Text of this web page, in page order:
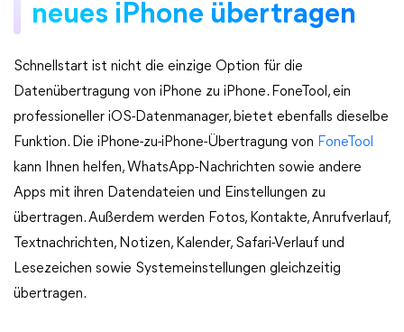
neues iPhone übertragen
Schnellstart ist nicht die einzige Option für die
Datenübertragung von iPhone zu iPhone. FoneTool, ein
professioneller iOS-Datenmanager, bietet ebenfalls dieselbe
Funktion. Die iPhone-zu-iPhone-Übertragung von FoneTool
kann Ihnen helfen, WhatsApp-Nachrichten sowie andere
Apps mit ihren Datendateien und Einstellungen zu
übertragen. Außerdem werden Fotos, Kontakte, Anrufverlauf,
Textnachrichten, Notizen, Kalender, Safari-Verlauf und
Lesezeichen sowie Systemeinstellungen gleichzeitig
übertragen.